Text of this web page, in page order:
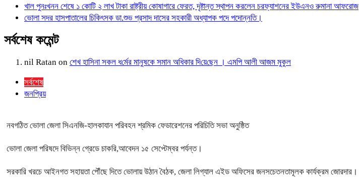
খাল পুনঃখনন শেষে ১ কোটি ২ লাখ টাকা রাষ্ট্রীয় কোষাগারে ফেরত, দৃষ্টান্ত স্থাপন করলেন চরফ্যাশনের ইউএনও রুমানা আফরোজ
ভোলা সদর হাসপাতালের চিকিৎসক ডা.শুভ প্রসাদ দাসের সহকারী অধ্যাপক পদে পদোন্নতি।
সর্বশেষ কমেন্ট
nil Ratan on শেখ হা‌সিনা সকল ধ‌র্মের মানু‌ষকে সমান অ‌ধিকার দি‌য়ে‌ছেন । এম‌পি আলী আজম মুকুল
সর্বশেষ
জনপ্রিয়
নবগঠিত ভোলা জেলা সিএনজি-হালকাযান পরিবহন শ্রমিক ফেডারেশনের পরিচিতি সভা অনুষ্ঠিত
ভোলা জেলা পরিষদে বিভিন্ন গ্রেডে চাকরি,আবেদন ১৫ সেপ্টেম্বর পর্যন্ত।
সরকারি খরচে আইনগত সহায়তা পৌঁছে দিতে ভোলায় উঠান বৈঠক, জেলা লিগ্যাল এইড অফিসের জনসচেতনতামূলক কার্যক্রম জোরদার।